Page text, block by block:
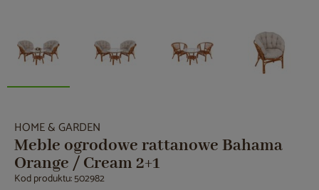
HOME & GARDEN
Meble ogrodowe rattanowe Bahama
Orange / Cream 2+1
Kod produktu: 502982